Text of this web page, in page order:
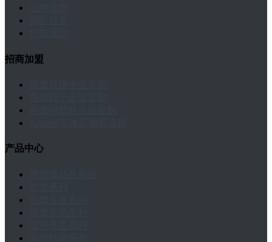
招商加盟
产品中心